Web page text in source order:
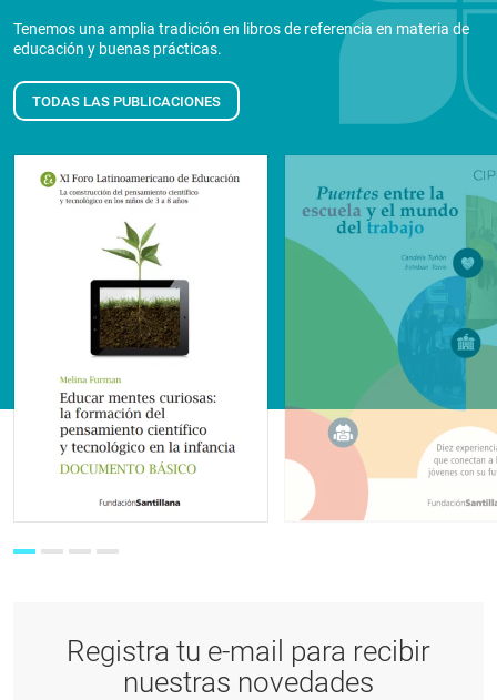
Tenemos una amplia tradición en libros de referencia en materia de
educación y buenas prácticas.
TODAS LAS PUBLICACIONES
Registra tu e-mail para recibir
nuestras novedades